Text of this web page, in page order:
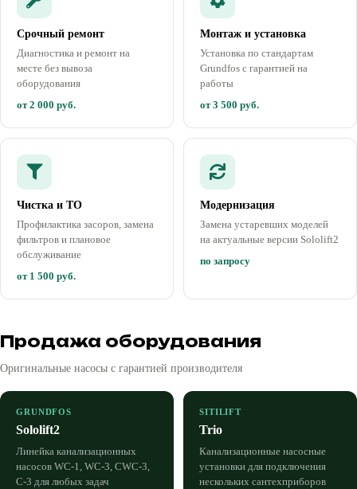
Срочный ремонт
Диагностика и ремонт на
месте без вывоза
оборудования
от 2 000 руб.
Монтаж и установка
Установка по стандартам
Grundfos с гарантией на
работы
от 3 500 руб.
Чистка и ТО
Профилактика засоров, замена
фильтров и плановое
обслуживание
от 1 500 руб.
Модернизация
Замена устаревших моделей
на актуальные версии Sololift2
по запросу
Продажа оборудования
Оригинальные насосы с гарантией производителя
GRUNDFOS
Sololift2
Линейка канализационных
насосов WC-1, WC-3, CWC-3,
C-3 для любых задач
SITILIFT
Trio
Канализационные насосные
установки для подключения
нескольких сантехприборов